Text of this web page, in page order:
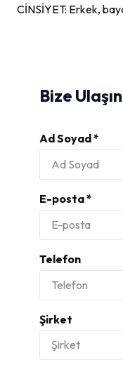
CİNSİYET: Erkek,
Bize Ulaşın
Ad Soyad *
E-posta *
Telefon
Şirket